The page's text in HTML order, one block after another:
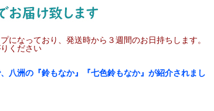
になっており、発送時から３週間のお日持ちします。
ください
八洲の『鈴もなか』『七色鈴もなか』が紹介されまし